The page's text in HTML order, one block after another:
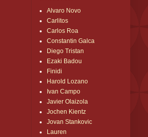
Alvaro Novo
Carlitos
Carlos Roa
Constantin Galca
Diego Tristan
Ezaki Badou
Finidi
Harold Lozano
Ivan Campo
Javier Olaizola
Jochen Kientz
Jovan Stankovic
Lauren